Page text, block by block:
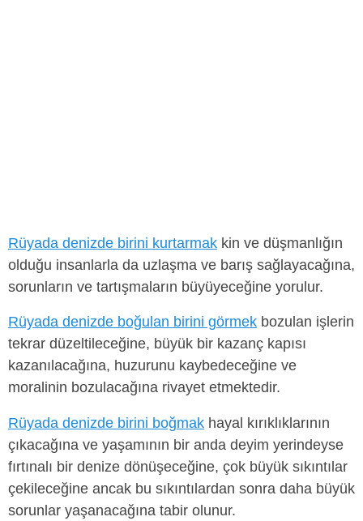
Rüyada denizde birini kurtarmak kin ve düşmanlığın
olduğu insanlarla da uzlaşma ve barış sağlayacağına,
sorunların ve tartışmaların büyüyeceğine yorulur.
Rüyada denizde boğulan birini görmek bozulan işlerin
tekrar düzeltileceğine, büyük bir kazanç kapısı
kazanılacağına, huzurunu kaybedeceğine ve
moralinin bozulacağına rivayet etmektedir.
Rüyada denizde birini boğmak hayal kırıklıklarının
çıkacağına ve yaşamının bir anda deyim yerindeyse
fırtınalı bir denize dönüşeceğine, çok büyük sıkıntılar
çekileceğine ancak bu sıkıntılardan sonra daha büyük
sorunlar yaşanacağına tabir olunur.